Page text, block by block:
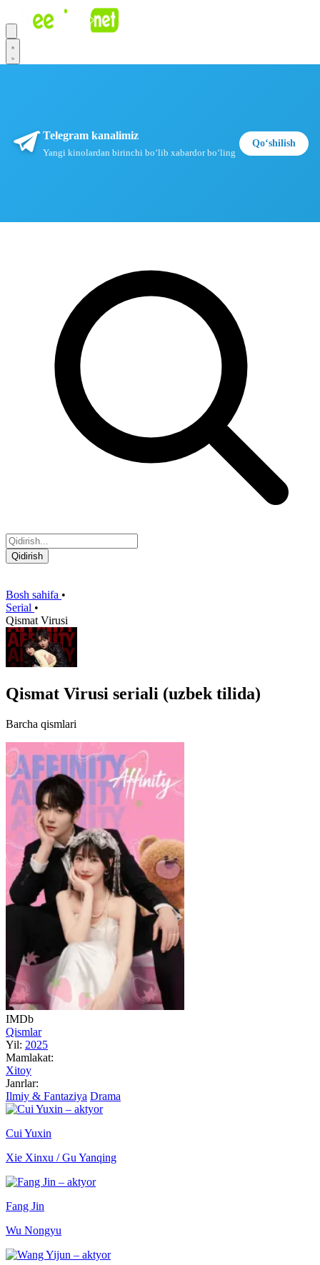
Qidirish
Bosh sahifa •
Serial •
Qismat Virusi
Qismat Virusi seriali (uzbek tilida)
Barcha qismlari
IMDb
Qismlar
Yil: 2025
Mamlakat:
Xitoy
Janrlar:
Ilmiy & Fantaziya Drama
Cui Yuxin
Xie Xinxu / Gu Yanqing
Fang Jin
Wu Nongyu
Telegram kanalimiz
Yangi kinolardan birinchi boʻlib xabardor boʻling
Qoʻshilish